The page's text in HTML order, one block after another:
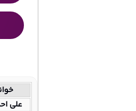
علی